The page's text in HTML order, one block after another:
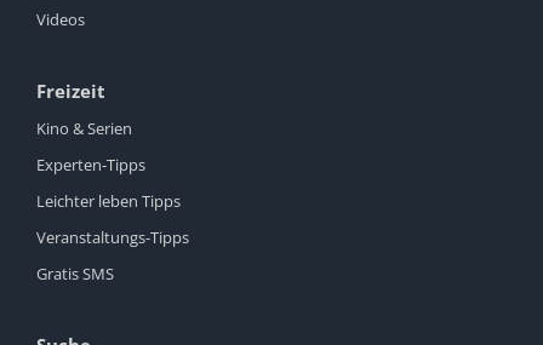
Videos
Freizeit
Kino & Serien
Experten-Tipps
Leichter leben Tipps
Veranstaltungs-Tipps
Gratis SMS